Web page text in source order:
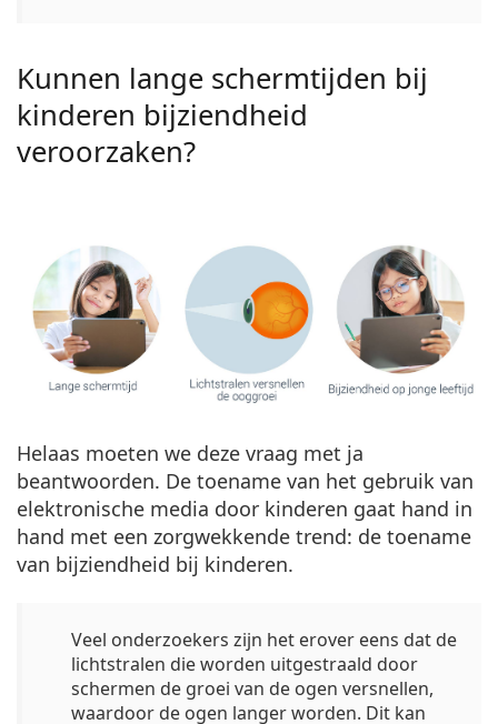
Kunnen lange schermtijden bij
kinderen bijziendheid
veroorzaken?
Helaas moeten we deze vraag met ja
beantwoorden. De toename van het gebruik van
elektronische media door kinderen gaat hand in
hand met een zorgwekkende trend: de toename
van bijziendheid bij kinderen.
Veel onderzoekers zijn het erover eens dat de
lichtstralen die worden uitgestraald door
schermen de groei van de ogen versnellen,
waardoor de ogen langer worden. Dit kan